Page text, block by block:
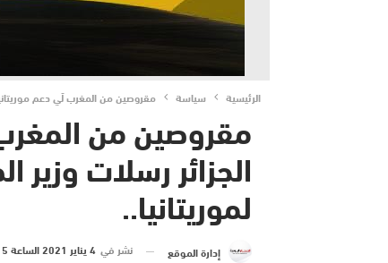
الرئيسية سياسة مقروصين من المغرب لّي دعم
مقروصين من المغرب
الجزائر رسلات
لموريتانيا..
إدارة الموقع نشر في 4 يناير 2021 الساعة 5 و 30 دقيقة